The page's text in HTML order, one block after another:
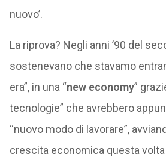
nuovo’.
La riprova? Negli anni ’90 del
sostenevano che stavamo
era”, in una “new economy”
tecnologie” che avrebbero
“nuovo modo di lavorare”,
crescita economica questa volta